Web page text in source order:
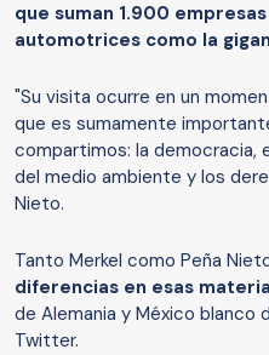
que suman 1.900
automotrices como la
"Su visita ocurre en un
que es sumamente
compartimos: la democracia,
del medio ambiente y los
Nieto.
Tanto Merkel como Peña
diferencias en esas
de Alemania y México blanco
Twitter.